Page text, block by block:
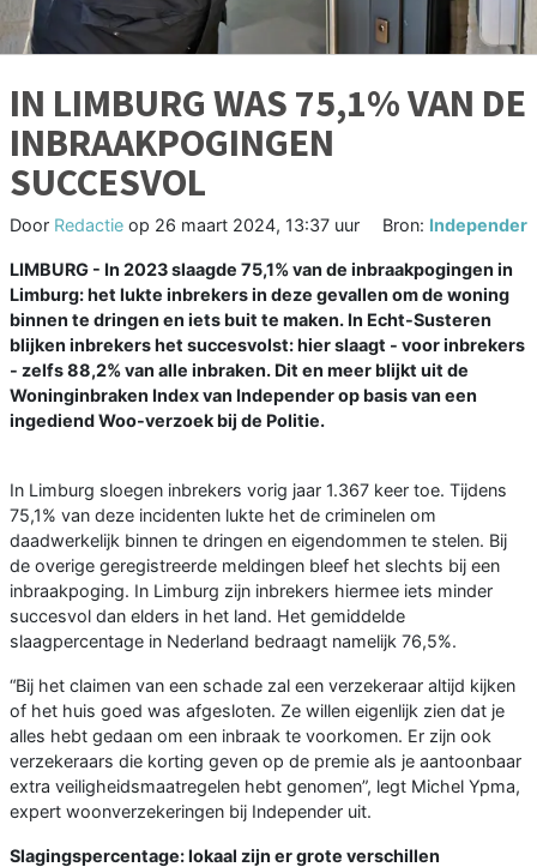
IN LIMBURG WAS 75,1% VAN DE
INBRAAKPOGINGEN
SUCCESVOL
Door Redactie op 26 maart 2024, 13:37 uur Bron: Independer
LIMBURG - In 2023 slaagde 75,1% van de inbraakpogingen in
Limburg: het lukte inbrekers in deze gevallen om de woning
binnen te dringen en iets buit te maken. In Echt-Susteren
blijken inbrekers het succesvolst: hier slaagt - voor inbrekers
- zelfs 88,2% van alle inbraken. Dit en meer blijkt uit de
Woninginbraken Index van Independer op basis van een
ingediend Woo-verzoek bij de Politie.
In Limburg sloegen inbrekers vorig jaar 1.367 keer toe. Tijdens
75,1% van deze incidenten lukte het de criminelen om
daadwerkelijk binnen te dringen en eigendommen te stelen. Bij
de overige geregistreerde meldingen bleef het slechts bij een
inbraakpoging. In Limburg zijn inbrekers hiermee iets minder
succesvol dan elders in het land. Het gemiddelde
slaagpercentage in Nederland bedraagt namelijk 76,5%.
“Bij het claimen van een schade zal een verzekeraar altijd kijken
of het huis goed was afgesloten. Ze willen eigenlijk zien dat je
alles hebt gedaan om een inbraak te voorkomen. Er zijn ook
verzekeraars die korting geven op de premie als je aantoonbaar
extra veiligheidsmaatregelen hebt genomen”, legt Michel Ypma,
expert woonverzekeringen bij Independer uit.
Slagingspercentage: lokaal zijn er grote verschillen